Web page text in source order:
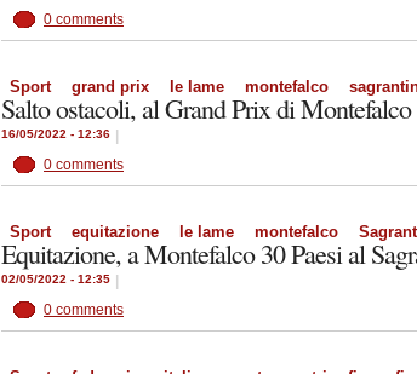
0 comments
Sport grand prix le lame montefalco
Salto ostacoli, al Grand Prix di Montefalco
16/05/2022 - 12:36
0 comments
Sport equitazione le lame montefalco
Equitazione, a Montefalco 30 Paesi al
02/05/2022 - 12:35
0 comments